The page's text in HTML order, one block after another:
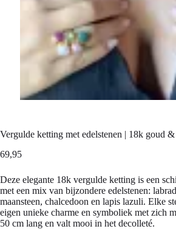
Vergulde ketting met edelstenen | 18k goud
69,95
Deze elegante 18k vergulde ketting is een
met een mix van bijzondere edelstenen:
maansteen, chalcedoon en lapis lazuli. Elke
eigen unieke charme en symboliek met zich
50 cm lang en valt mooi in het decolleté.